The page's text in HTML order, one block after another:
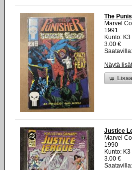
The
Marvel
1991
Kunto:
3.00 €
Näytä
Justice
Marvel
1990
Kunto:
3.00 €